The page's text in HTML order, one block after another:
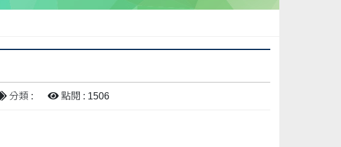
分類 : 點閱 : 1506